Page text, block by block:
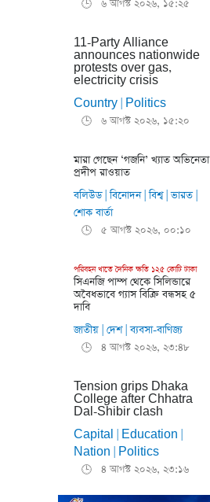
🕒 ৬ আগস্ট ২০২৬, ১৫:২৫
11-Party Alliance
announces nationwide
protests over gas,
electricity crisis
Country Politics
🕒 ৬ আগস্ট ২০২৬, ১৫:২০
মারা গেছেন ‘গজনি’ খ্যাত অভিনেতা
প্রদীপ রাওয়াত
বলিউড|বিনোদন|বিশ্ব|ভারত|
শোক বার্তা
🕒 ৫ আগস্ট ২০২৬, ০০:১০
পরিবহন খাতে দৈনিক ক্ষতি ১২৫ কোটি টাকা
সিএনজি পাম্প থেকে সিলিন্ডারে
অবৈধভাবে গ্যাস বিক্রি বন্ধসহ ৫
দাবি
জাতীয় দেশ|ব্যবসা-বাণিজ্য
🕒 ৪ আগস্ট ২০২৬, ২৩:৪৮
Tension grips Dhaka
College after Chhatra
Dal-Shibir clash
Capital
Education
Nation Politics
🕒 ৪ আগস্ট ২০২৬, ২৩:১৬